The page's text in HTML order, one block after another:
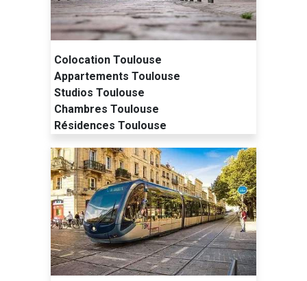
Colocation Toulouse
Appartements Toulouse
Studios Toulouse
Chambres Toulouse
Résidences Toulouse